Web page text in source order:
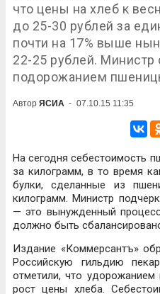
что цены на хлеб к
до 25-30 рублей за
почти на 17% выше
22-25 рублей. Министр
подорожанием
Автор ЯСИА - 07.10.15 11:35
На сегодня себестоимость
за килограмм, в то время
булки, сделанные из
килограмм. Министр
— это вынужденный
должно быть
Издание «Коммерсантъ»
Российскую гильдию
отметили, что
рост цены хлеба.